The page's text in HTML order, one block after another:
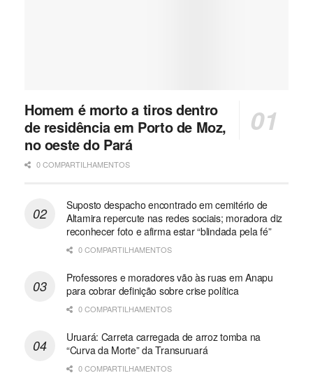
Homem é morto a tiros dentro
de residência em Porto de Moz,
no oeste do Pará
0 COMPARTILHAMENTOS
Suposto despacho encontrado em cemitério de
Altamira repercute nas redes sociais; moradora diz
reconhecer foto e afirma estar “blindada pela fé”
0 COMPARTILHAMENTOS
Professores e moradores vão às ruas em Anapu
para cobrar definição sobre crise política
0 COMPARTILHAMENTOS
Uruará: Carreta carregada de arroz tomba na
“Curva da Morte” da Transuruará
0 COMPARTILHAMENTOS